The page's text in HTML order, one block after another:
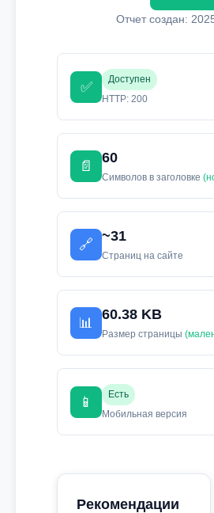
Отчет создан:
✅
Доступен
HTTP: 200
📄
60
Символов в заголовке
🔗
~31
Страниц на сайте
📊
60.38 KB
Размер страницы
📱
Есть
Мобильная версия
Рекомендации